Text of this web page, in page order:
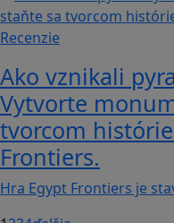
Recenzie
Ako vznikali
Vytvorte
tvorcom
Frontiers.
Hra Egypt Frontiers je